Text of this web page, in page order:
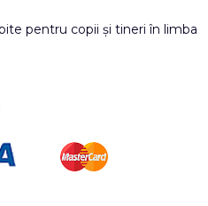
pentru copii și tineri în limba